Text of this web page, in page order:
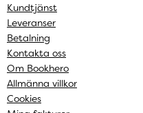
Kundtjänst
Leveranser
Betalning
Kontakta oss
Om Bookhero
Allmänna villkor
Cookies